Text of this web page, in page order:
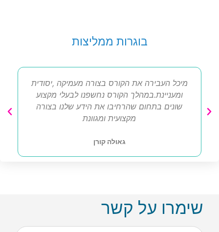
בוגרות ממליצות
מיכל העבירה את הקורס בצורה מעמיקה ,יסודית
ומעניינת.במהלך הקורס נחשפנו לבעלי מקצוע
שונים בתחום שהרחיבו את הידע שלנו בצורה
מקצועית ומגוונת
גאולה קורן
שימרו על קשר